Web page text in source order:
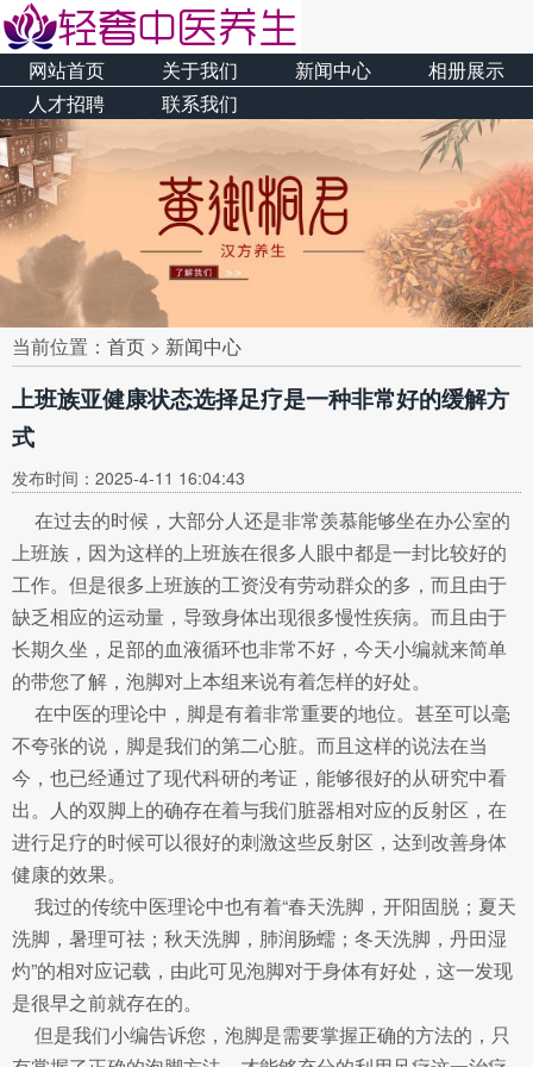
网站首页 关于我们 新闻中心
相册展示
人才招聘
联系我们
当前位置： 首页> 新闻中心
上班族亚健康状态选择足疗是一种非常好的缓解方
式
发布时间：2025-4-11 16:04:43
在过去的时候，大部分人还是非常羡慕能够坐在办公室的
上班族，因为这样的上班族在很多人眼中都是一封比较好的
工作。但是很多上班族的工资没有劳动群众的多，而且由于
缺乏相应的运动量，导致身体出现很多慢性疾病。而且由于
长期久坐，足部的血液循环也非常不好，今天小编就来简单
的带您了解，泡脚对上本组来说有着怎样的好处。
在中医的理论中，脚是有着非常重要的地位。甚至可以毫
不夸张的说，脚是我们的第二心脏。而且这样的说法在当
今，也已经通过了现代科研的考证，能够很好的从研究中看
出。人的双脚上的确存在着与我们脏器相对应的反射区，在
进行足疗的时候可以很好的刺激这些反射区，达到改善身体
健康的效果。
我过的传统中医理论中也有着“春天洗脚，开阳固脱；夏天
洗脚，暑理可祛；秋天洗脚，肺润肠蠕；冬天洗脚，丹田湿
灼”的相对应记载，由此可见泡脚对于身体有好处，这一发现
是很早之前就存在的。
但是我们小编告诉您，泡脚是需要掌握正确的方法的，只